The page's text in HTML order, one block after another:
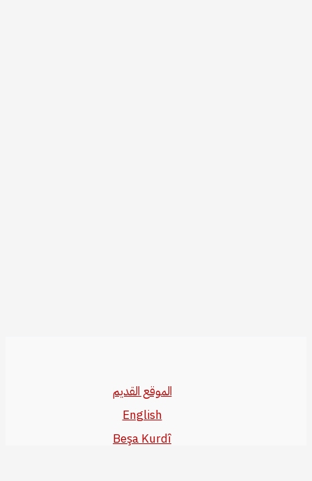
الموقع القديم
English
Beşa Kurdî